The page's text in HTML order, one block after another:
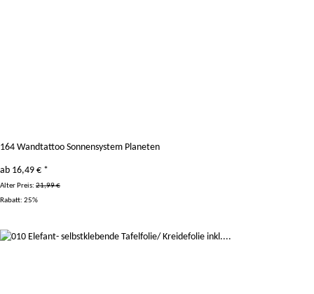
164 Wandtattoo Sonnensystem Planeten
ab 16,49 € *
Alter Preis: 21,99 €
Rabatt: 25%